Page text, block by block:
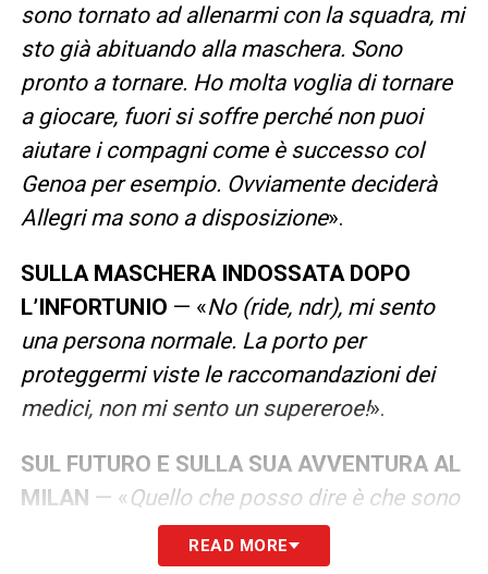
sono tornato ad allenarmi con la squadra, mi
sto già abituando alla maschera. Sono
pronto a tornare. Ho molta voglia di tornare
a giocare, fuori si soffre perché non puoi
aiutare i compagni come è successo col
Genoa per esempio. Ovviamente deciderà
Allegri ma sono a disposizione».
SULLA MASCHERA INDOSSATA DOPO
L’INFORTUNIO — «No (ride, ndr), mi sento
una persona normale. La porto per
proteggermi viste le raccomandazioni dei
medici, non mi sento un supereroe!».
SUL FUTURO E SULLA SUA AVVENTURA AL
MILAN — « Quello che posso dire è che sono
molto contento a Milano ma la cosa più
importante ora è la partita contro il Cagliari
READ MORE